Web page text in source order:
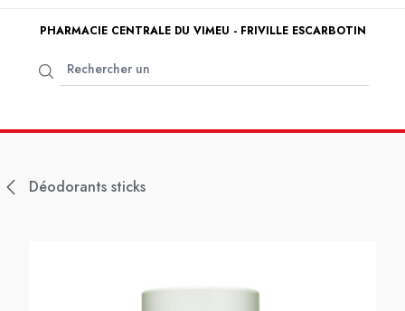
PHARMACIE CENTRALE DU VIMEU - FRIVILLE ESCARBOTIN
Déodorants sticks